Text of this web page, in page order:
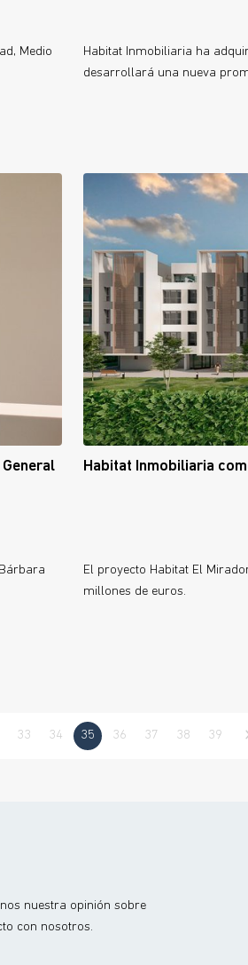
Medio
Habitat Inmobiliaria ha
desarrollará una nueva
Habitat Inmobiliaria
El proyecto Habitat El
millones de euros.
33 34 35 36 37 38 39
nuestra opinión sobre
con nosotros.